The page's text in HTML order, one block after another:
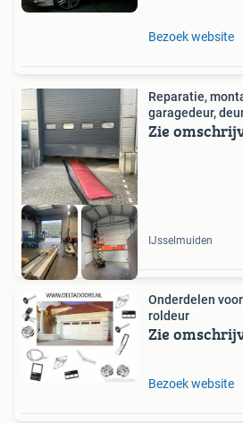
Bezoek website
Reparatie,
garagedeur,
Zie
IJsselmuiden
Onderdelen
roldeur
Zie
Bezoek website